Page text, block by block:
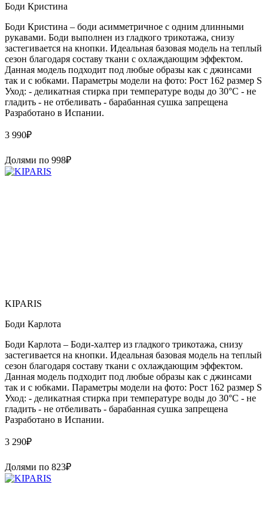
Боди Кристина
Боди Кристина – боди асимметричное с одним длинными
рукавами. Боди выполнен из гладкого трикотажа, снизу
застегивается на кнопки. Идеальная базовая модель на теплый
сезон благодаря составу ткани с охлаждающим эффектом.
Данная модель подходит под любые образы как с джинсами
так и с юбками. Параметры модели на фото: Рост 162 размер S
Уход: - деликатная стирка при температуре воды до 30°C - не
гладить - не отбеливать - барабанная сушка запрещена
Paзpaботaно в Иcпaнии.
3 990₽
Долями по 998₽
KIPARIS
Боди Карлота
Боди Карлота – Боди-халтер из гладкого трикотажа, снизу
застегивается на кнопки. Идеальная базовая модель на теплый
сезон благодаря составу ткани с охлаждающим эффектом.
Данная модель подходит под любые образы как с джинсами
так и с юбками. Параметры модели на фото: Рост 162 размер S
Уход: - деликатная стирка при температуре воды до 30°C - не
гладить - не отбеливать - барабанная сушка запрещена
Paзpaботaно в Иcпaнии.
3 290₽
Долями по 823₽